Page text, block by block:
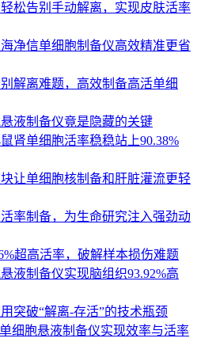
松告别手动解离，实现皮肤活率
净信单细胞制备仪高效精准更省
解离难题，高效制备高活单细
液制备仪竟是隐藏的关键
肾单细胞活率稳稳站上90.38%
让单细胞核制备和肝脏灌流更轻
率制备，为生命研究注入强劲动
超高活率，破解样本损伤难题
液制备仪实现脑组织93.92%高
突破“解离-存活”的技术瓶颈
细胞悬液制备仪实现效率与活率